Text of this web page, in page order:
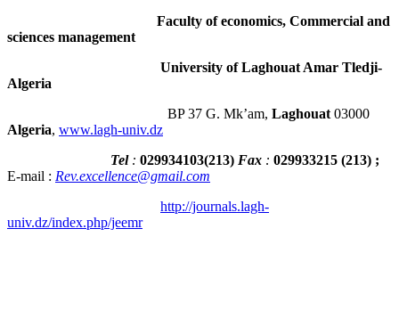
Faculty of economics, Commercial and
sciences management
University of Laghouat Amar Tledji-
Algeria
BP 37 G. Mk’am, Laghouat 03000
Algeria, www.lagh-univ.dz
Tel : 029934103(213) Fax : 029933215 (213) ;
E-mail : Rev.excellence@gmail.com
http://journals.lagh-
univ.dz/index.php/jeemr